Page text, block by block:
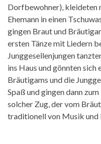
Dorfbewohner), kleideten
Ehemann in einen
gingen Braut und
ersten Tänze mit Liedern
Junggesellenjungen
ins Haus und gönnten sich
Bräutigams und die
Spaß und gingen dann
solcher Zug, der vom
traditionell von Musik und